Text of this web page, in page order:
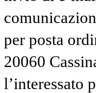
per posta
20060
l’interessato